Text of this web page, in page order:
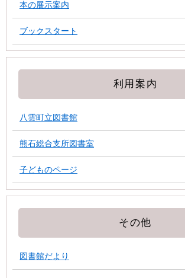
本の展示案内
ブックスタート
利用案内
八雲町立図書館
熊石総合支所図書室
子どものページ
その他
図書館だより